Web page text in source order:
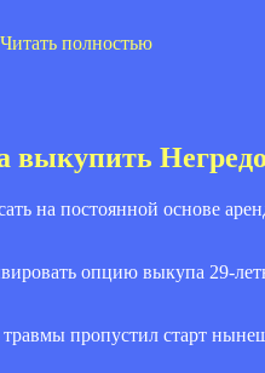
Читать полностью
выкупить
на постоянной основе
опцию выкупа 29-
пропустил старт